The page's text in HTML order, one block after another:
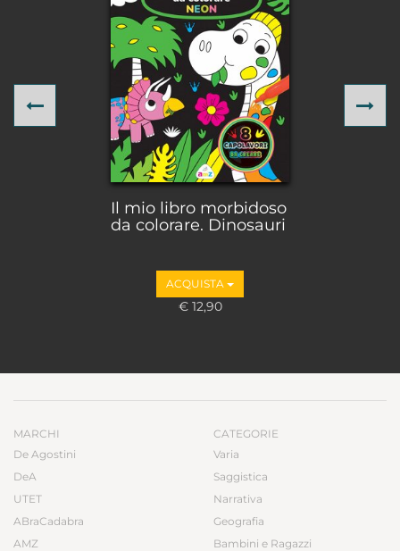
Il mio libro morbidoso
da colorare. Dinosauri
ACQUISTA
€ 12,90
Previous
MARCHI
De Agostini
DeA
UTET
ABraCadabra
AMZ
CATEGORIE
Varia
Saggistica
Narrativa
Geografia
Bambini e Ragazzi